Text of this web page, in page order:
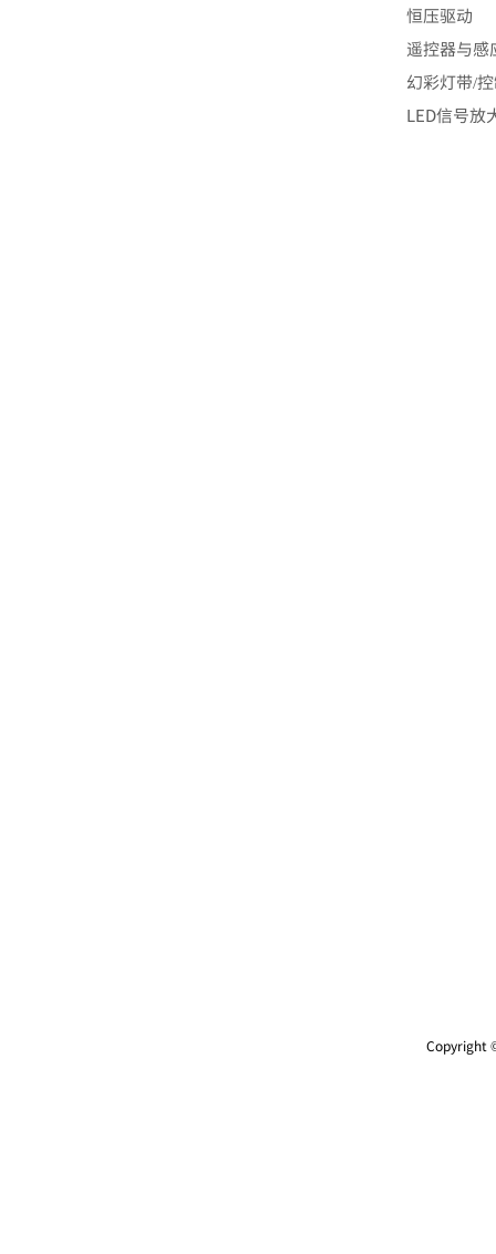
恒压驱动
遥控器与感
幻彩灯带/
LED信号放
Copyright